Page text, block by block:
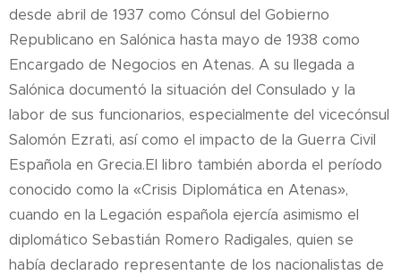
desde abril de 1937 como Cónsul del Gobierno
Republicano en Salónica hasta mayo de 1938 como
Encargado de Negocios en Atenas. A su llegada a
Salónica documentó la situación del Consulado y la
labor de sus funcionarios, especialmente del vicecónsul
Salomón Ezrati, así como el impacto de la Guerra Civil
Española en Grecia.El libro también aborda el período
conocido como la «Crisis Diplomática en Atenas»,
cuando en la Legación española ejercía asimismo el
diplomático Sebastián Romero Radigales, quien se
había declarado representante de los nacionalistas de